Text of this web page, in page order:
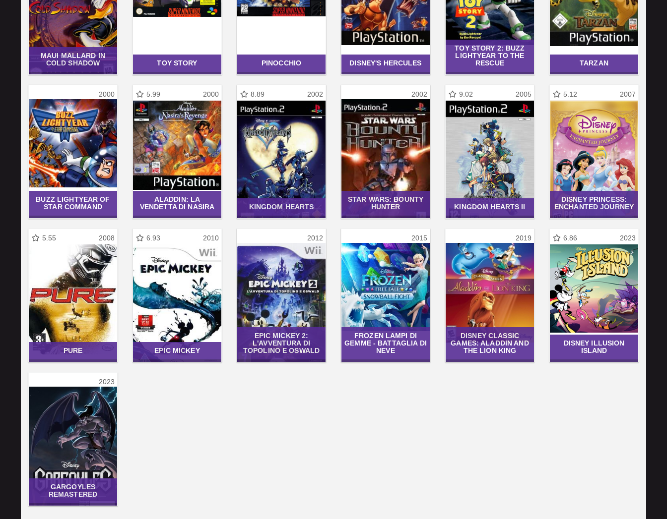
MAUI MALLARD IN
COLD SHADOW
TOY STORY PINOCCHIO DISNEY'S HERCULES
TOY STORY 2: BUZZ
LIGHTYEAR TO THE
RESCUE
TARZAN
2000
BUZZ LIGHTYEAR OF
STAR COMMAND
5.99 2000
ALADDIN: LA
VENDETTA DI NASIRA
8.89 2002
KINGDOM HEARTS
2002
STAR WARS: BOUNTY
HUNTER
9.02 2005
KINGDOM HEARTS II
5.12 2007
DISNEY PRINCESS:
ENCHANTED JOURNEY
5.55 2008
PURE
6.93 2010
EPIC MICKEY
2012
EPIC MICKEY 2:
L'AVVENTURA DI
TOPOLINO E OSWALD
2015
FROZEN LAMPI DI
GEMME - BATTAGLIA DI
NEVE
2019
DISNEY CLASSIC
GAMES: ALADDIN AND
THE LION KING
6.86 2023
DISNEY ILLUSION
ISLAND
2023
GARGOYLES
REMASTERED